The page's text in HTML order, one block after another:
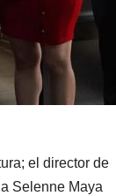
el director de
Selenne Maya